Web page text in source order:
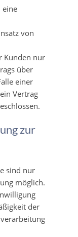
eine
von
Kunden nur
über
einer
Vertrag
zur
sind nur
möglich.
der